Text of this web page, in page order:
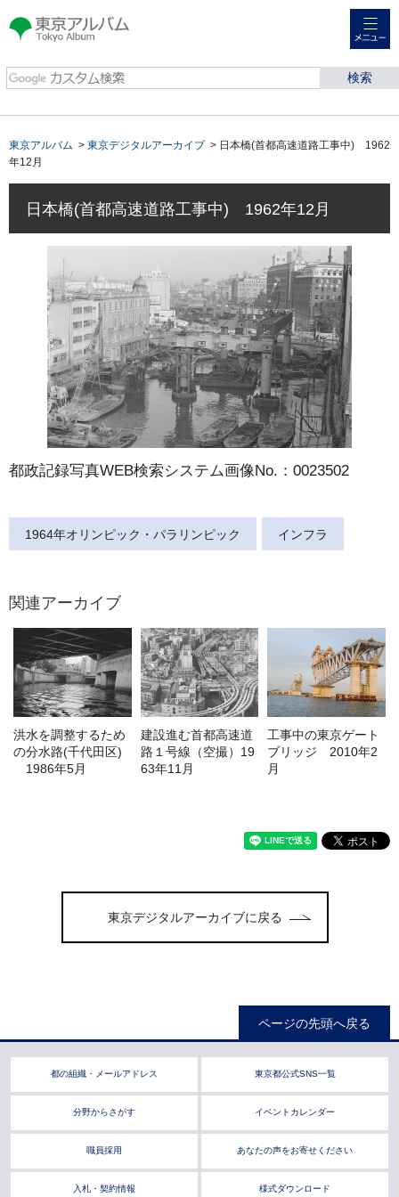
東京アルバム Tokyo
Album
東京アルバム > 東京デジタルアーカイブ > 日本橋(首都高速道路工事中) 1962
年12月
日本橋(首都高速道路工事中) 1962年12月
都政記録写真WEB検索システム画像No.：0023502
1964年オリンピック・パラリンピック インフラ
関連アーカイブ
洪水を調整するため
の分水路(千代田区)
1986年5月
建設進む首都高速道
路１号線（空撮）19
63年11月
工事中の東京ゲート
ブリッジ 2010年2
月
東京デジタルアーカイブに戻る
ページの先頭へ戻る
都の組織・メールアドレス 東京都公式SNS一覧
分野からさがす イベントカレンダー
職員採用 あなたの声をお寄せください
入札・契約情報 様式ダウンロード